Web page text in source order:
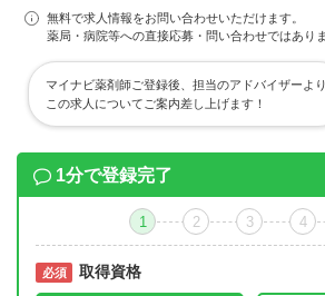
無料で求人情報をお問い合わせいただけます。
薬局・病院等への直接応募・問い合わせではあり
マイナビ薬剤師ご登録後、担当のアドバイザーより
この求人についてご案内差し上げます！
1分で登録完了
1 2 3 4
必須 取得資格